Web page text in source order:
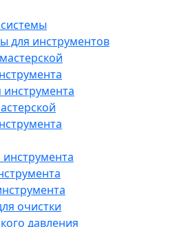
для инструментов
инструмента
очистки
давления